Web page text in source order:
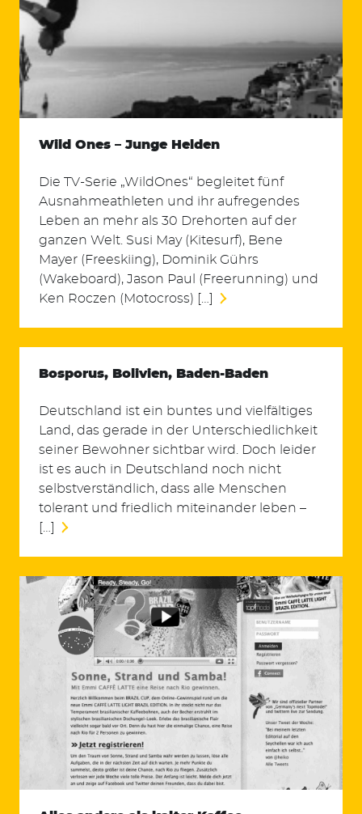
nach:
Wild Ones – Junge Helden
Die TV-Serie „WildOnes“ begleitet fünf
Ausnahmeathleten und ihr aufregendes
Leben an mehr als 30 Drehorten auf der
ganzen Welt. Susi May (Kitesurf), Bene
Mayer (Freeskiing), Dominik Gührs
(Wakeboard), Jason Paul (Freerunning) und
Ken Roczen (Motocross) […]
Bosporus, Bolivien, Baden-Baden
Deutschland ist ein buntes und vielfältiges
Land, das gerade in der Unterschiedlichkeit
seiner Bewohner sichtbar wird. Doch leider
ist es auch in Deutschland noch nicht
selbstverständlich, dass alle Menschen
tolerant und friedlich miteinander leben –